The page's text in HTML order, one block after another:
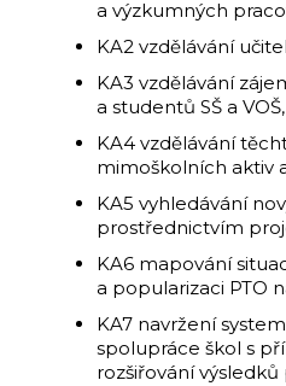
a výzkumných
KA2 vzdělávání
KA3 vzdělávání
a studentů SŠ a VOŠ,
KA4 vzdělávání
mimoškolních aktiv
KA5 vyhledávání
prostřednictvím
KA6 mapování
a popularizaci PTO
KA7 navržení
spolupráce škol s
rozšiřování